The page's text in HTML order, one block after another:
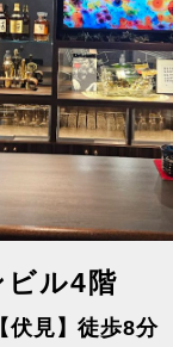
ビル4階
伏見】徒歩8分